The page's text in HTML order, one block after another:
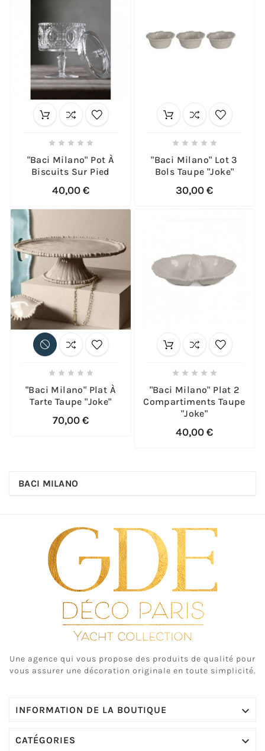
    
"Baci Milano" Pot À
Biscuits Sur Pied
40,00 €
    
"Baci Milano" Lot 3
Bols Taupe "Joke"
30,00 €
    
"Baci Milano" Plat À
Tarte Taupe "Joke"
70,00 €
    
"Baci Milano" Plat 2
Compartiments Taupe
"Joke"
40,00 €
BACI MILANO
Une agence qui vous propose des produits de qualité pour
vous assurer une décoration originale en toute simplicité.
INFORMATION DE LA BOUTIQUE 
CATÉGORIES 